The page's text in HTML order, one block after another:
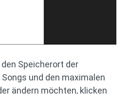
Speicherort der
und den maximalen
ändern möchten, klicken